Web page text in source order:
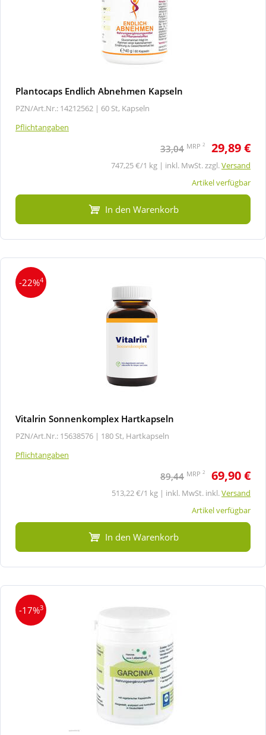
Plantocaps Endlich Abnehmen Kapseln
PZN/Art.Nr.: 14212562 | 60 St, Kapseln
Pflichtangaben
33,04 MRP 2 29,89 €
747,25 €/1 kg | inkl. MwSt. zzgl.Versand
Artikel verfügbar
In den Warenkorb
-22%4
Vitalrin Sonnenkomplex Hartkapseln
PZN/Art.Nr.: 15638576 | 180 St, Hartkapseln
Pflichtangaben
89,44 MRP 2 69,90 €
513,22 €/1 kg | inkl. MwSt. inkl.Versand
Artikel verfügbar
In den Warenkorb
-17%3